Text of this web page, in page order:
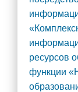
Комиссия по
Обратная
ресурсов
функции